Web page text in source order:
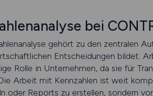
bei
gehört zu den zentralen
Entscheidungen bildet.
Rolle in Unternehmen, da sie für
Arbeit mit Kennzahlen ist weit
oder Reports zu erstellen, sondern